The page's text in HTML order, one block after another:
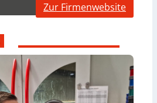
Zur Firmenwebsite